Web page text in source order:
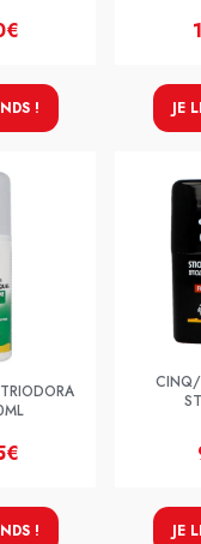
! JE
!
CINQ/
JE